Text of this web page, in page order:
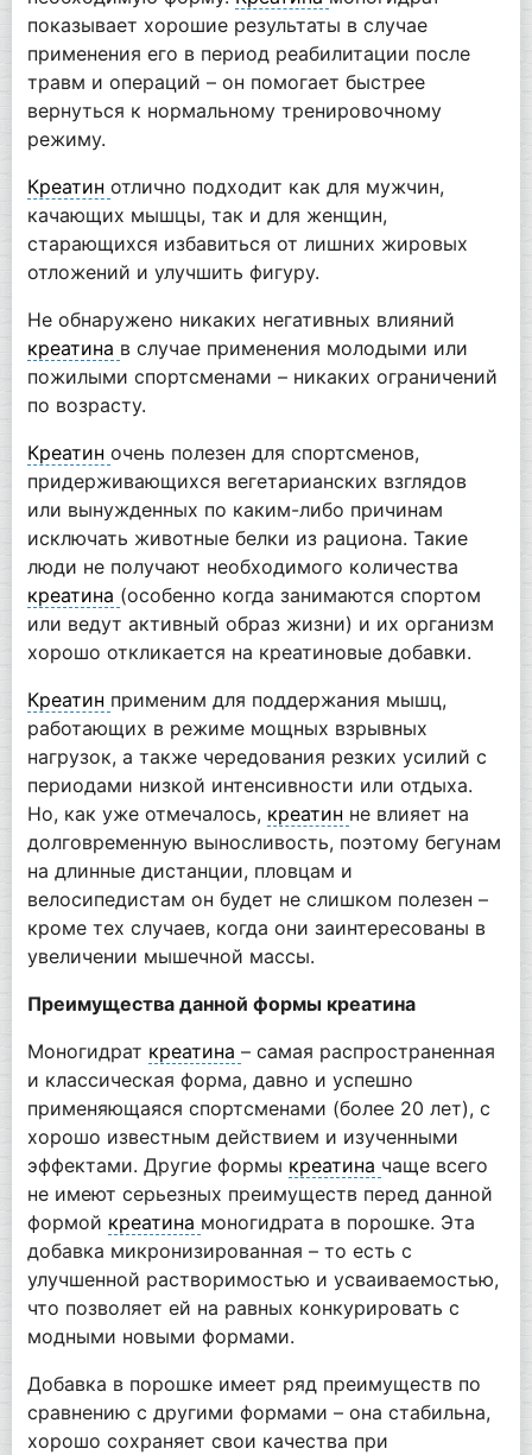
показывает хорошие результаты в случае
применения его в период реабилитации после
травм и операций – он помогает быстрее
вернуться к нормальному тренировочному
режиму.
Креатин отлично подходит как для мужчин,
качающих мышцы, так и для женщин,
старающихся избавиться от лишних жировых
отложений и улучшить фигуру.
Не обнаружено никаких негативных влияний
креатина в случае применения молодыми или
пожилыми спортсменами – никаких ограничений
по возрасту.
Креатин очень полезен для спортсменов,
придерживающихся вегетарианских взглядов
или вынужденных по каким-либо причинам
исключать животные белки из рациона. Такие
люди не получают необходимого количества
креатина (особенно когда занимаются спортом
или ведут активный образ жизни) и их организм
хорошо откликается на креатиновые добавки.
Креатин применим для поддержания мышц,
работающих в режиме мощных взрывных
нагрузок, а также чередования резких усилий с
периодами низкой интенсивности или отдыха.
Но, как уже отмечалось, креатин не влияет на
долговременную выносливость, поэтому бегунам
на длинные дистанции, пловцам и
велосипедистам он будет не слишком полезен –
кроме тех случаев, когда они заинтересованы в
увеличении мышечной массы.
Преимущества данной формы креатина
Моногидрат креатина – самая распространенная
и классическая форма, давно и успешно
применяющаяся спортсменами (более 20 лет), с
хорошо известным действием и изученными
эффектами. Другие формы креатина чаще всего
не имеют серьезных преимуществ перед данной
формой креатина моногидрата в порошке. Эта
добавка микронизированная – то есть с
улучшенной растворимостью и усваиваемостью,
что позволяет ей на равных конкурировать с
модными новыми формами.
Добавка в порошке имеет ряд преимуществ по
сравнению с другими формами – она стабильна,
хорошо сохраняет свои качества при